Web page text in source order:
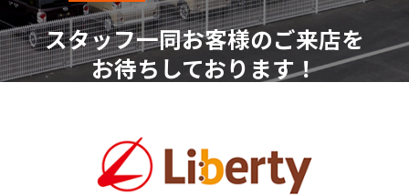
スタッフ一同お客様のご来店を
お待ちしております！